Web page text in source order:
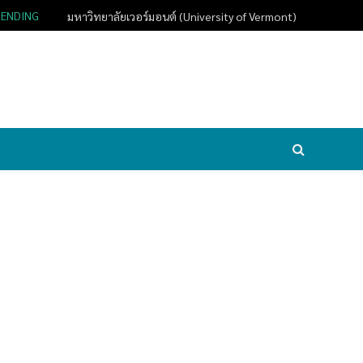
มหาวิทยาลัยเวอร์มอนต์ (University of Vermont)